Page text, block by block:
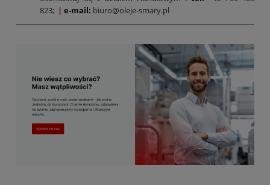
823; | e-mail: biuro@oleje-smary.pl